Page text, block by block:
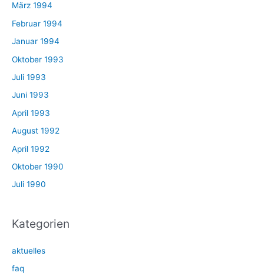
März 1994
Februar 1994
Januar 1994
Oktober 1993
Juli 1993
Juni 1993
April 1993
August 1992
April 1992
Oktober 1990
Juli 1990
Kategorien
aktuelles
faq